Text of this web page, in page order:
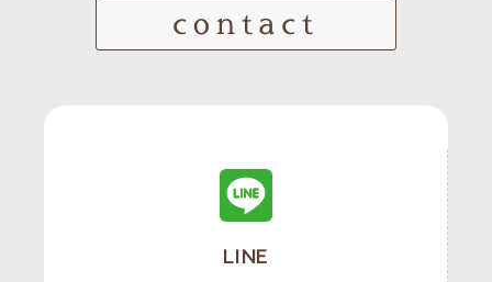
contact
LINE